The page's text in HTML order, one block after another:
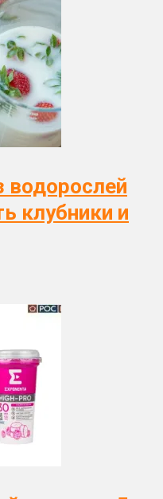
водорослей
клубники и